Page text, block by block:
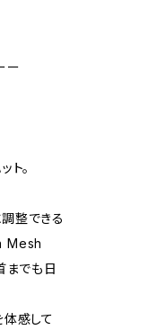
ー
ト。
整できる
Mesh
までも日
感して